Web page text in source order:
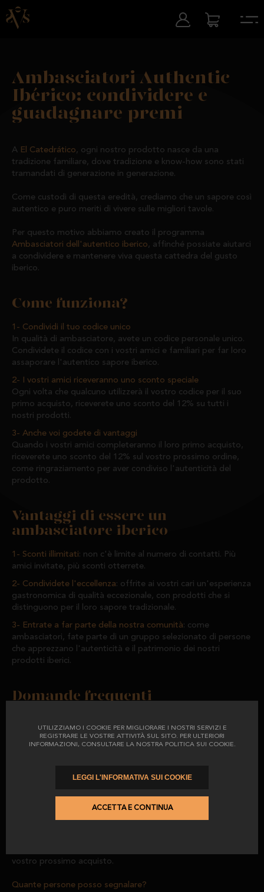
UTILIZZIAMO I COOKIE PER MIGLIORARE I NOSTRI SERVIZI E
REGISTRARE LE VOSTRE ATTIVITÀ SUL SITO. PER ULTERIORI
INFORMAZIONI, CONSULTARE LA NOSTRA POLITICA SUI COOKIE.
ACCETTA E CONTINUA
Ambasciatori Authentic
Ibérico: condividere e
guadagnare premi
A El Catedrático, ogni nostro prodotto nasce da una
tradizione familiare, dove tradizione e know-how sono stati
tramandati di generazione in generazione.
Come custodi di questa eredità, crediamo che un sapore così
autentico e puro meriti di vivere sulle migliori tavole.
Per questo motivo abbiamo creato il programma
Ambasciatori dell'autentico iberico, affinché possiate aiutarci
a condividere e mantenere viva questa cattedra del gusto
iberico.
Come funziona?
Condividi il tuo codice unico
In qualità di ambasciatore, avete un codice personale unico.
Condividete il codice con i vostri amici e familiari per far loro
assaporare l'autentico sapore iberico.
I vostri amici riceveranno uno sconto speciale
Ogni volta che qualcuno utilizzerà il vostro codice per il suo
primo acquisto, riceverete uno sconto del 12% su tutti i
nostri prodotti.
Anche voi godete di vantaggi
Quando i vostri amici completeranno il loro primo acquisto,
riceverete uno sconto del 12% sul vostro prossimo ordine,
come ringraziamento per aver condiviso l'autenticità del
prodotto.
Vantaggi di essere un
ambasciatore iberico
Sconti illimitati: non c'è limite al numero di contatti. Più
amici invitate, più sconti otterrete.
Condividete l'eccellenza: offrite ai vostri cari un'esperienza
gastronomica di qualità eccezionale, con prodotti che si
distinguono per il loro sapore tradizionale.
Entrate a far parte della nostra comunità: come
ambasciatori, fate parte di un gruppo selezionato di persone
che apprezzano l'autenticità e il patrimonio dei nostri
prodotti iberici.
Domande frequenti
Il codice ambasciatore è disponibile nell'area utenti. Basta
copiarlo e condividerlo.
I vostri amici e familiari riceveranno uno sconto del
vostro prossimo acquisto.
Quante persone posso segnalare?
LEGGI L'INFORMATIVA SUI COOKIE